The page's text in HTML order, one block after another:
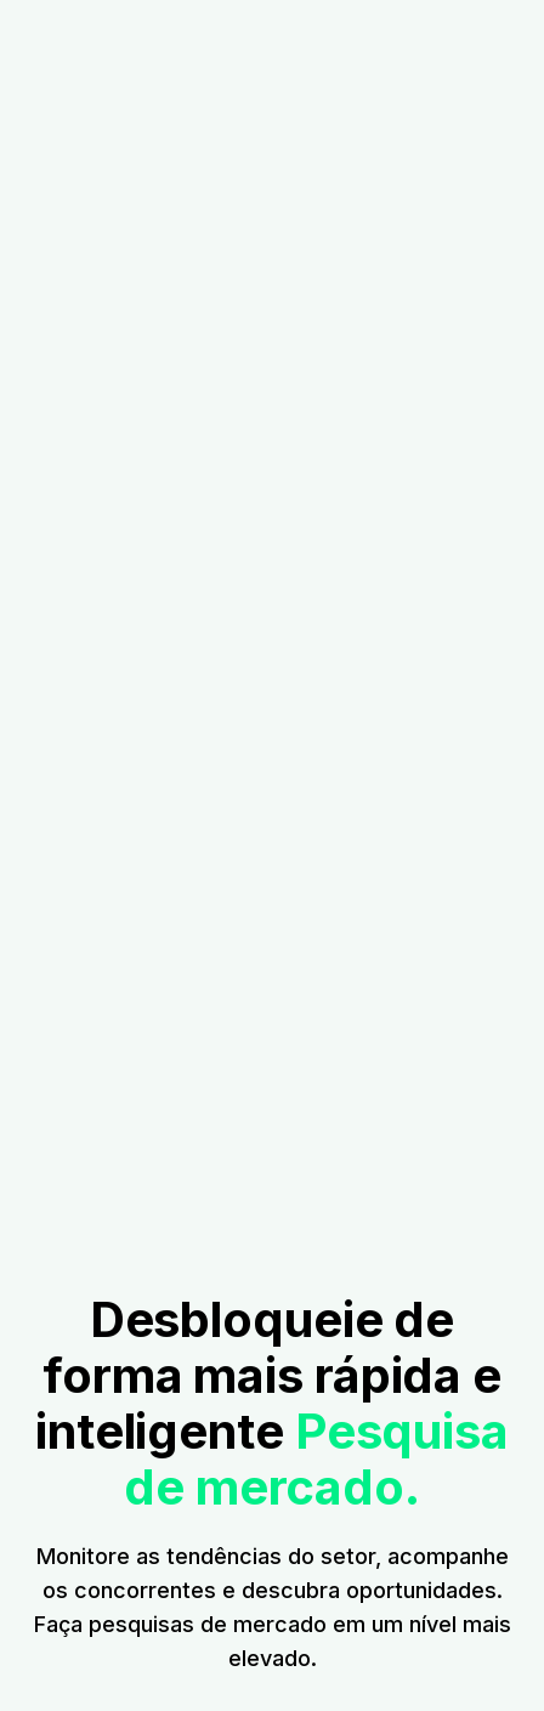
Desbloqueie de
forma mais rápida e
inteligente Pesquisa
de mercado.
Monitore as tendências do setor, acompanhe
os concorrentes e descubra oportunidades.
Faça pesquisas de mercado em um nível mais
elevado.